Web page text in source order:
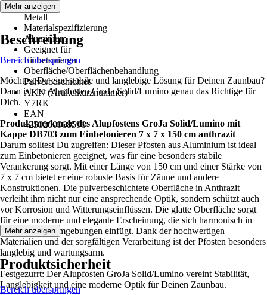
Material
Metall
Materialspezifizierung
Aluminium
Geeignet für
Einbetonieren
Oberfläche/Oberflächenbehandlung
Pulverbeschichtet
AKN (Artikelkurznummer)
Y7RK
EAN
4250260968596
Mehr anzeigen
Beschreibung
Bereich überspringen
Möchtest Du eine stabile und langlebige Lösung für Deinen Zaunbau?
Dann ist der Alupfosten GroJa Solid/Lumino genau das Richtige für
Dich.
Produktmerkmale des Alupfostens GroJa Solid/Lumino mit
Kappe DB703 zum Einbetonieren 7 x 7 x 150 cm anthrazit
Darum solltest Du zugreifen: Dieser Pfosten aus Aluminium ist ideal
zum Einbetonieren geeignet, was für eine besonders stabile
Verankerung sorgt. Mit einer Länge von 150 cm und einer Stärke von
7 x 7 cm bietet er eine robuste Basis für Zäune und andere
Konstruktionen. Die pulverbeschichtete Oberfläche in Anthrazit
verleiht ihm nicht nur eine ansprechende Optik, sondern schützt auch
vor Korrosion und Witterungseinflüssen. Die glatte Oberfläche sorgt
für eine moderne und elegante Erscheinung, die sich harmonisch in
verschiedene Umgebungen einfügt. Dank der hochwertigen
Materialien und der sorgfältigen Verarbeitung ist der Pfosten besonders
langlebig und wartungsarm.
Festgezurrt: Der Alupfosten GroJa Solid/Lumino vereint Stabilität,
Langlebigkeit und eine moderne Optik für Deinen Zaunbau.
Mehr anzeigen
Produktsicherheit
Bereich überspringen